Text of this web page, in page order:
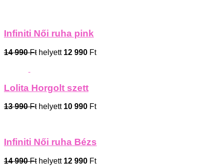
Infiniti Női ruha pink
14 990 Fthelyett 12 990 Ft
Lolita Horgolt szett
13 990 Fthelyett 10 990 Ft
Infiniti Női ruha Bézs
14 990 Fthelyett 12 990 Ft